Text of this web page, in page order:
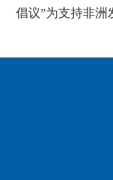
倡议”为支持非洲